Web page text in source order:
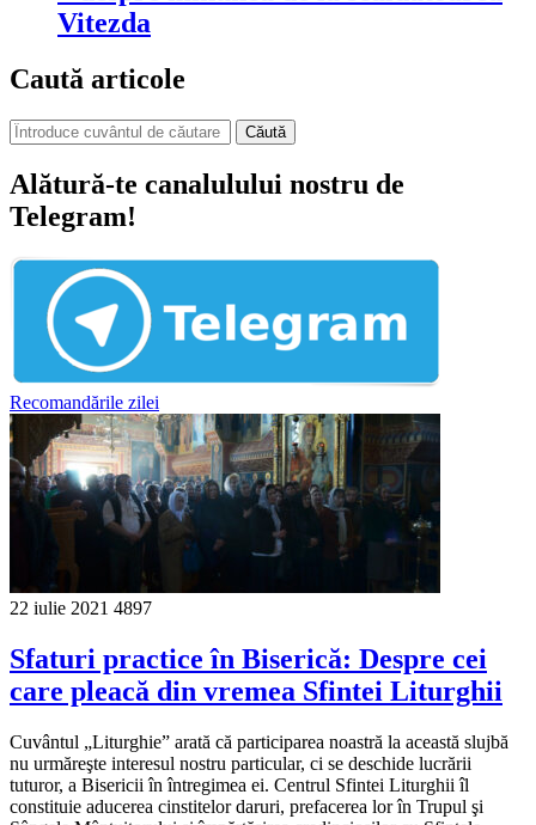
Vitezda
Caută articole
Căută
Alătură-te canalulului nostru de
Telegram!
Recomandările zilei
22 iulie 2021 4897
Sfaturi practice în Biserică: Despre cei
care pleacă din vremea Sfintei Liturghii
Cuvântul „Liturghie” arată că participarea noastră la această slujbă
nu urmăreşte interesul nostru particular, ci se deschide lucrării
tuturor, a Bisericii în întregimea ei. Centrul Sfintei Liturghii îl
constituie aducerea cinstitelor daruri, prefacerea lor în Trupul şi